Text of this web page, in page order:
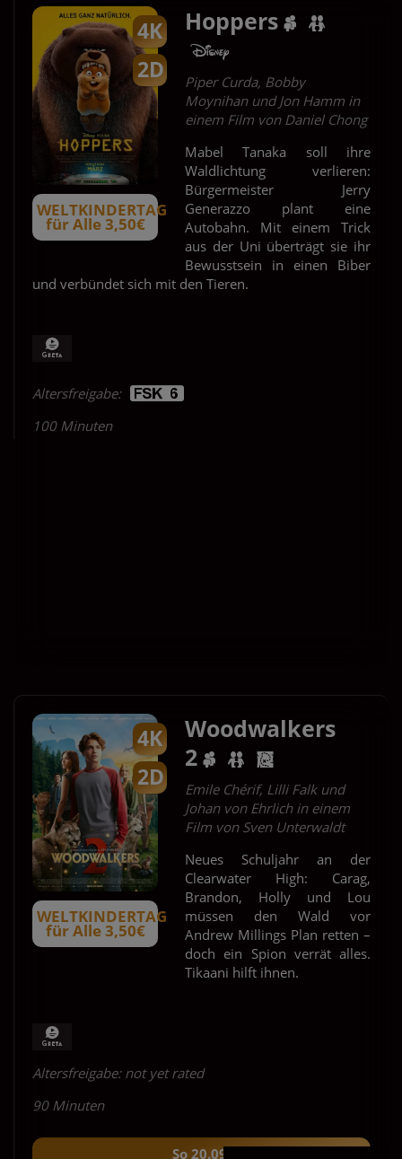
4K
2D
WELTKINDERTAG
für Alle 3,50€
Hoppers
Piper Curda, Bobby
Moynihan und Jon Hamm in
einem Film von Daniel Chong
Mabel Tanaka soll ihre
Waldlichtung verlieren:
Bürgermeister Jerry
Generazzo plant eine
Autobahn. Mit einem Trick
aus der Uni überträgt sie ihr
Bewusstsein in einen Biber
und verbündet sich mit den Tieren.
Altersfreigabe:
100 Minuten
4K
2D
WELTKINDERTAG
für Alle 3,50€
Woodwalkers
2
Emile Chérif, Lilli Falk und
Johan von Ehrlich in einem
Film von Sven Unterwaldt
Neues Schuljahr an der
Clearwater High: Carag,
Brandon, Holly und Lou
müssen den Wald vor
Andrew Millings Plan retten –
doch ein Spion verrät alles.
Tikaani hilft ihnen.
Altersfreigabe: not yet rated
90 Minuten
So 20.09.